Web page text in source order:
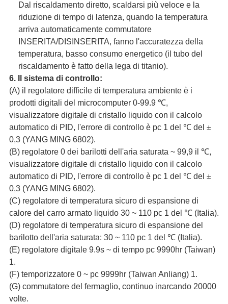
Dal riscaldamento diretto, scaldarsi più veloce e la
riduzione di tempo di latenza, quando la temperatura
arriva automaticamente commutatore
INSERITA/DISINSERITA, fanno l'accuratezza della
temperatura, basso consumo energetico (il tubo del
riscaldamento è fatto della lega di titanio).
6. Il sistema di controllo:
(A) il regolatore difficile di temperatura ambiente è i
prodotti digitali del microcomputer 0-99.9 ℃,
visualizzatore digitale di cristallo liquido con il calcolo
automatico di PID, l'errore di controllo è pc 1 del ℃ del ±
0,3 (YANG MING 6802).
(B) regolatore 0 dei barilotti dell'aria saturata ~ 99,9 il ℃,
visualizzatore digitale di cristallo liquido con il calcolo
automatico di PID, l'errore di controllo è pc 1 del ℃ del ±
0,3 (YANG MING 6802).
(C) regolatore di temperatura sicuro di espansione di
calore del carro armato liquido 30 ~ 110 pc 1 del ℃ (Italia).
(D) regolatore di temperatura sicuro di espansione del
barilotto dell'aria saturata: 30 ~ 110 pc 1 del ℃ (Italia).
(E) regolatore digitale 9.9s ~ di tempo pc 9990hr (Taiwan)
1.
(F) temporizzatore 0 ~ pc 9999hr (Taiwan Anliang) 1.
(G) commutatore del fermaglio, continuo inarcando 20000
volte.